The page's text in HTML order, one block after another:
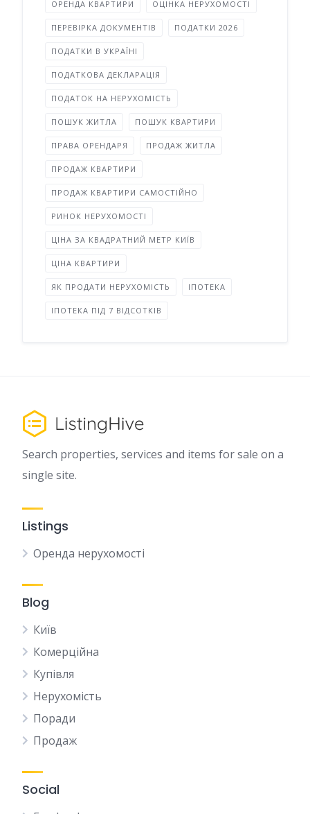
ОРЕНДА КВАРТИРИ ОЦІНКА НЕРУХОМОСТІ
ПЕРЕВІРКА ДОКУМЕНТІВ ПОДАТКИ 2026
ПОДАТКИ В УКРАЇНІ
ПОДАТКОВА ДЕКЛАРАЦІЯ
ПОДАТОК НА НЕРУХОМІСТЬ
ПОШУК ЖИТЛА ПОШУК КВАРТИРИ
ПРАВА ОРЕНДАРЯ ПРОДАЖ ЖИТЛА
ПРОДАЖ КВАРТИРИ
ПРОДАЖ КВАРТИРИ САМОСТІЙНО
РИНОК НЕРУХОМОСТІ
ЦІНА ЗА КВАДРАТНИЙ МЕТР КИЇВ
ЦІНА КВАРТИРИ
ЯК ПРОДАТИ НЕРУХОМІСТЬ ІПОТЕКА
ІПОТЕКА ПІД 7 ВІДСОТКІВ
Search properties, services and items for sale on a
single site.
Listings
Оренда нерухомості
Blog
Київ
Комерційна
Купівля
Нерухомість
Поради
Продаж
Social